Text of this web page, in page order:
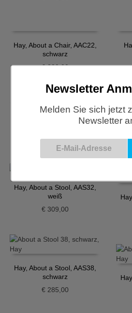
Hay, About a Chair, AAC22,
schwarz
€339,00
Hay, About a Chair, Stuhl
€339,00
Hay, About a Stool, AAS32,
weiß
€309,00
Hay, About a Stool, AAS38,
schwarz
€285,00
Newsletter
Melden Sie sich jetzt
Newsletter